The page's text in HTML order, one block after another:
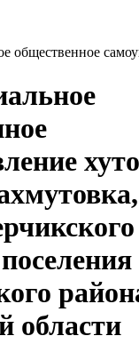
общественное
области